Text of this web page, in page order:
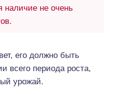
наличие не очень
его должно быть
всего периода роста,
урожай.